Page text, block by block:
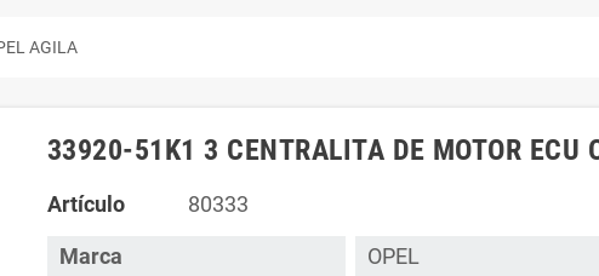
AGILA
33920-51K1 3 CENTRALITA DE MOTOR ECU
Artículo 80333
Marca
OPEL